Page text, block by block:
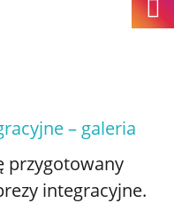
– galeria
przygotowany
integracyjne.